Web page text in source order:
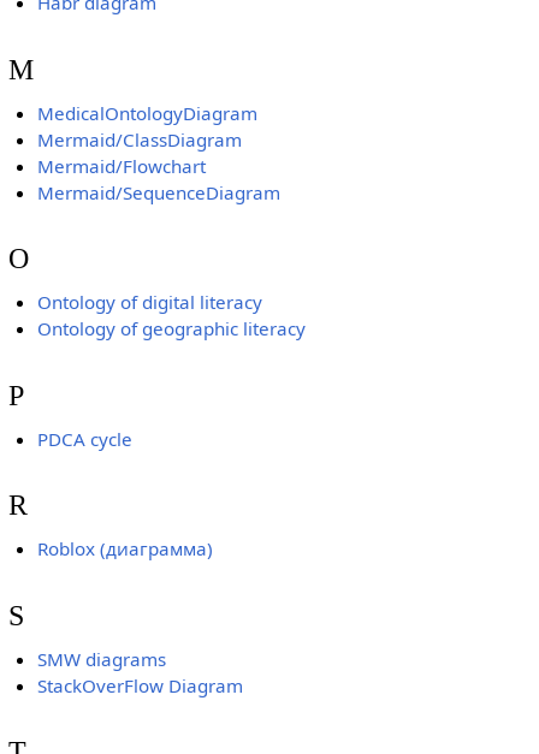
M
MedicalOntologyDiagram
Mermaid/ClassDiagram
Mermaid/Flowchart
Mermaid/SequenceDiagram
O
Ontology of digital literacy
Ontology of geographic literacy
P
PDCA cycle
R
Roblox (диаграмма)
S
SMW diagrams
StackOverFlow Diagram